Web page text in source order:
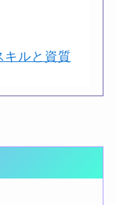
キルと資質